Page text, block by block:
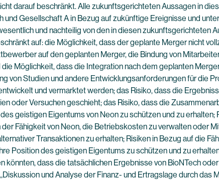
darauf beschränkt. Alle zukunftsgerichteten Aussagen in
Gesellschaft A in Bezug auf zukünftige Ereignisse und
und nachteilig von den in diesen zukunftsgerichteten
auf: die Möglichkeit, dass der geplante Merger nicht
auf den geplanten Merger, die Bindung von
Möglichkeit, dass die Integration nach dem geplanten
von Studien und andere Entwicklungsanforderungen für die
und vermarktet werden; das Risiko, dass die
oder Versuchen geschieht; das Risiko, dass die
geistigen Eigentums von Neon zu schützen und zu
Fähigkeit von Neon, die Betriebskosten zu verwalten oder
Transaktionen zu erhalten; Risiken in Bezug auf die
Position des geistigen Eigentums zu schützen und zu
könnten, dass die tatsächlichen Ergebnisse von BioNTech
und Analyse der Finanz- und Ertragslage durch das